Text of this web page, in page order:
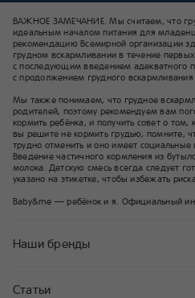
ВАЖНОЕ ЗАМЕЧАНИЕ. Мы считаем, что
идеальным началом питания для
рекомендацию Всемирной организации
грудном вскармливании в течение
с последующим введением адекватного
с продолжением грудного вскармливания
Мы также понимаем, что грудное
родителей, поэтому рекомендуем вам
кормить ребёнка, и получить совет о том,
вы решите не кормить грудью, помните,
трудно отменить и оно имеет социальные
Введение частичного кормления из
молока. Детскую смесь всегда следует
указано на этикетке, чтобы избежать
Baby&me — ребёнок и я. Официальный
Наши бренды
Статьи